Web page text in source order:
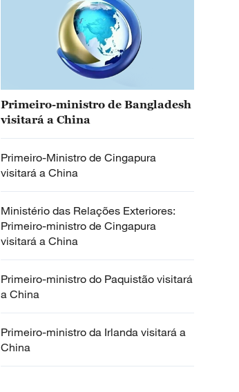
Primeiro-ministro de Bangladesh
visitará a China
Primeiro-Ministro de Cingapura
visitará a China
Ministério das Relações Exteriores:
Primeiro-ministro de Cingapura
visitará a China
Primeiro-ministro do Paquistão visitará
a China
Primeiro-ministro da Irlanda visitará a
China